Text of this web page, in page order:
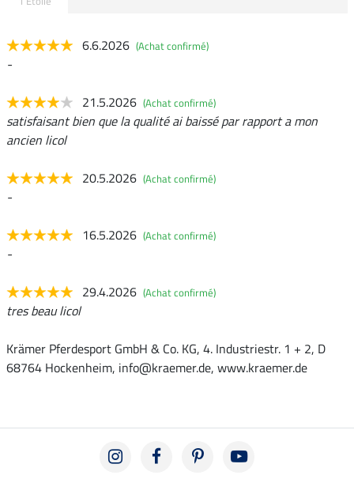
6.6.2026 (Achat confirmé)
-
21.5.2026 (Achat confirmé)
satisfaisant bien que la qualité ai baissé par rapport a mon
ancien licol
20.5.2026 (Achat confirmé)
-
16.5.2026 (Achat confirmé)
-
29.4.2026 (Achat confirmé)
tres beau licol
Krämer Pferdesport GmbH & Co. KG, 4. Industriestr. 1 + 2, D
68764 Hockenheim, info@kraemer.de, www.kraemer.de